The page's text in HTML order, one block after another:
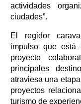
actividades
ciudades”.
El regidor
impulso que está
proyecto
principales
atraviesa una
proyectos
turismo de